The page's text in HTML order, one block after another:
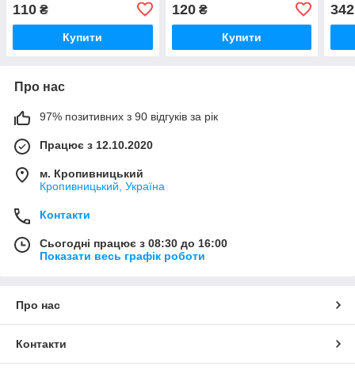
110 ₴
Купити
120₴
Купити
342
Про нас
97% позитивних з 90 відгуків за рік
Працює з 12.10.2020
м. Кропивницький
Кропивницький, Україна
Контакти
Сьогодні працює з 08:30 до 16:00
Показати весь графік роботи
Про нас
Контакти